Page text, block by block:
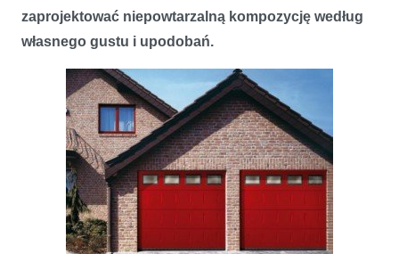
zaprojektować niepowtarzalną kompozycję według
własnego gustu i upodobań.